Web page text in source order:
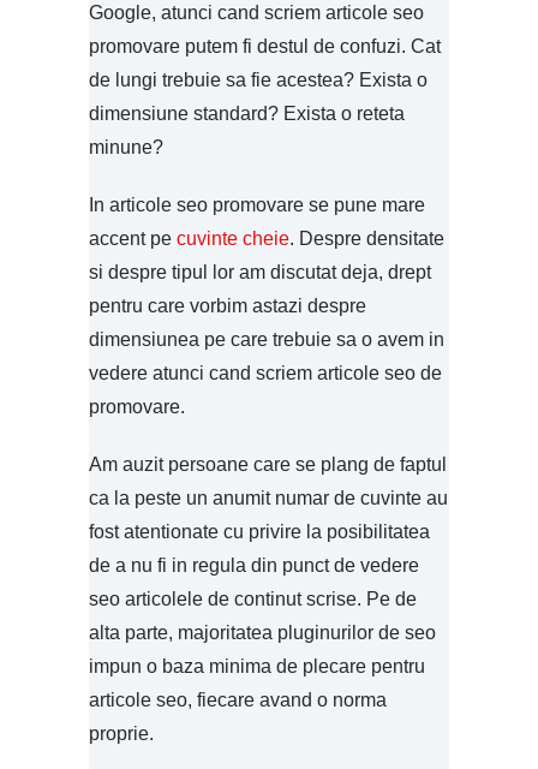
Google, atunci cand scriem articole seo
promovare putem fi destul de confuzi. Cat
de lungi trebuie sa fie acestea? Exista o
dimensiune standard? Exista o reteta
minune?
In articole seo promovare se pune mare
accent pe cuvinte cheie. Despre densitate
si despre tipul lor am discutat deja, drept
pentru care vorbim astazi despre
dimensiunea pe care trebuie sa o avem in
vedere atunci cand scriem articole seo de
promovare.
Am auzit persoane care se plang de faptul
ca la peste un anumit numar de cuvinte au
fost atentionate cu privire la posibilitatea
de a nu fi in regula din punct de vedere
seo articolele de continut scrise. Pe de
alta parte, majoritatea pluginurilor de seo
impun o baza minima de plecare pentru
articole seo, fiecare avand o norma
proprie.